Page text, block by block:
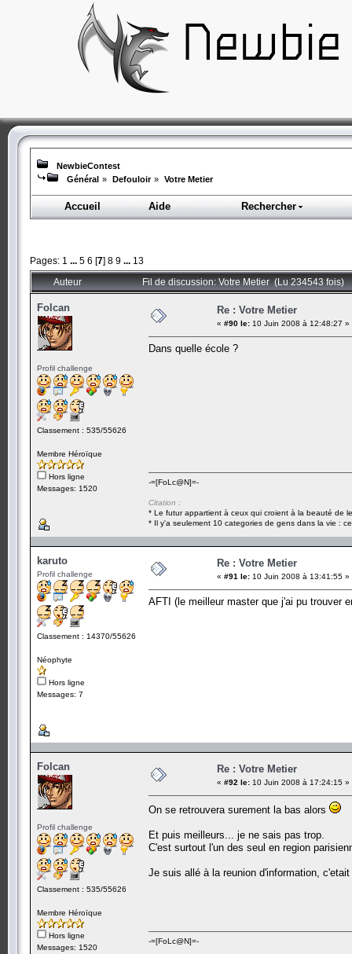
NewbieContest
Général » Defouloir » Votre Metier
Accueil Aide Rechercher
Pages: 1 ... 5 6 [7] 8 9 ... 13
Auteur Fil de discussion: Votre Metier (Lu 234543 fois)
Folcan
Profil challenge
Classement : 535/55626
Membre Héroïque
Hors ligne
Messages: 1520
Re : Votre Metier
« #90 le: 10 Juin 2008 à 12:48:27 »
Dans quelle école ?
-=[FoLc@N]=-
Citation :
* Le futur appartient à ceux qui croient à la beauté de
* Il y'a seulement 10 categories de gens dans la vie :
karuto
Profil challenge
Classement : 14370/55626
Néophyte
Hors ligne
Messages: 7
Re : Votre Metier
« #91 le: 10 Juin 2008 à 13:41:55 »
AFTI (le meilleur master que j'ai pu trouver
Folcan
Profil challenge
Classement : 535/55626
Membre Héroïque
Hors ligne
Messages: 1520
Re : Votre Metier
« #92 le: 10 Juin 2008 à 17:24:15 »
On se retrouvera surement la bas alors
Et puis meilleurs... je ne sais pas trop.
C'est surtout l'un des seul en region
Je suis allé à la reunion d'information,
-=[FoLc@N]=-